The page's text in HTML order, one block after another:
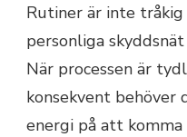
Rutiner är inte
personliga
När processen är
konsekvent
energi på att